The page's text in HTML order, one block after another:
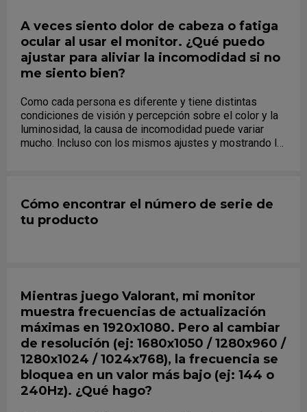
A veces siento dolor de cabeza o fatiga
ocular al usar el monitor. ¿Qué puedo
ajustar para aliviar la incomodidad si no
me siento bien?
Como cada persona es diferente y tiene distintas
condiciones de visión y percepción sobre el color y la
luminosidad, la causa de incomodidad puede variar
mucho. Incluso con los mismos ajustes y mostrando la
Cómo encontrar el número de serie de
tu producto
Mientras juego Valorant, mi monitor
muestra frecuencias de actualización
máximas en 1920x1080. Pero al cambiar
de resolución (ej: 1680x1050 / 1280x960 /
1280x1024 / 1024x768), la frecuencia se
bloquea en un valor más bajo (ej: 144 o
240Hz). ¿Qué hago?